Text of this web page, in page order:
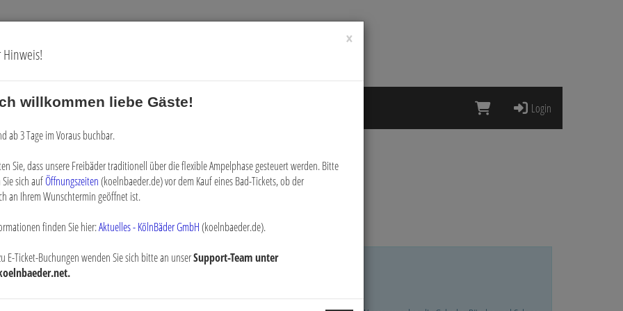
Gutscheine Digitale Vorteilskarte Login
im tiefen Wasser
im tiefen Wasser:
×
willkommen liebe Gäste!
ab 3 Tage im Voraus buchbar.
Sie, dass unsere Freibäder traditionell über die flexible Ampelphase gesteuert werden. Bitte
sich aufÖffnungszeiten(koelnbaeder.de) vor dem Kauf eines Bad-Tickets, ob der
an Ihrem Wunschtermin geöffnet ist.
finden Sie hier:Aktuelles - KölnBäder GmbH(koelnbaeder.de).
E-Ticket-Buchungen wenden Sie sich bitte an unserSupport-Team unter